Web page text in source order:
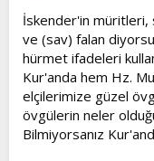
a
t
a
n
r
i
h
i
İskender'in müritleri,
ve (sav) falan
hürmet ifadeleri
Kur'anda hem Hz.
elçilerimize güzel
övgülerin neler
Bilmiyorsanız